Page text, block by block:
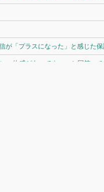
が「プラスになった」と感じた
一体感があってよい」と回答。